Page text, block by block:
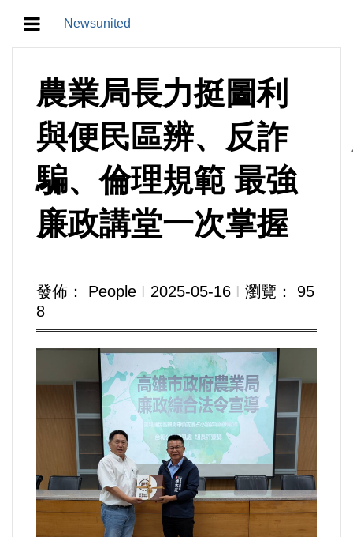
Newsunited
教育/五育/五創
人生/生存/生活
產業/經濟
政治/政黨
運動/體育/休閒/育樂
農業局長力挺圖利
與便民區辨、反詐
騙、倫理規範 最強
廉政講堂一次掌握
發佈： People Ι 2025-05-16 Ι 瀏覽： 95
8